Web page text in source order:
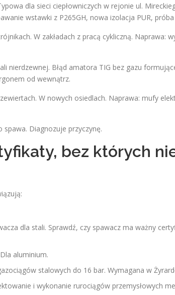
dla sieci ciepłowniczych w rejonie ul.
wstawki z P265GH, nowa izolacja PUR,
W zakładach z pracą cykliczną. Naprawa:
nierdzewnej. Błąd amatora TIG bez gazu
od wewnątrz.
W nowych osiedlach. Naprawa: mufy
Diagnozuje przyczynę.
bez których
dla stali. Sprawdź, czy spawacz ma ważny
aluminium.
stalowych do 16 bar. Wymagana w
i wykonanie rurociągów przemysłowych